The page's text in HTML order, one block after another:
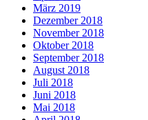
März 2019
Dezember 2018
November 2018
Oktober 2018
September 2018
August 2018
Juli 2018
Juni 2018
Mai 2018